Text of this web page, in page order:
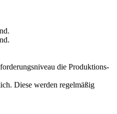
die Produktions­
Diese werden regelmäßig